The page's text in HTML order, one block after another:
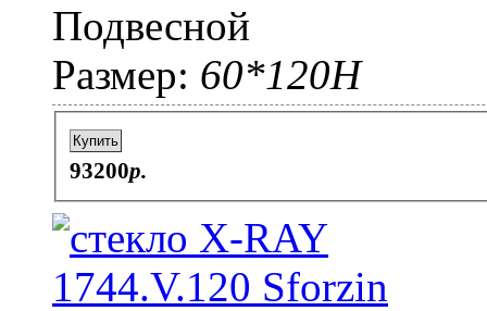
Подвесной
Размер: 60*120Н
Купить
93200p.